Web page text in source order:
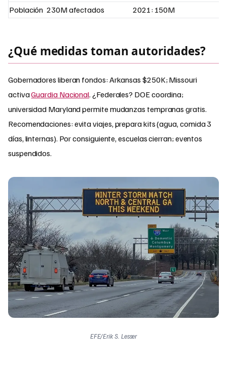
Población 230M afectados 2021: 150M
¿Qué medidas toman autoridades?
Gobernadores liberan fondos: Arkansas $250K; Missouri
activaGuardia Nacional. ¿Federales? DOE coordina;
universidad Maryland permite mudanzas tempranas gratis.
Recomendaciones: evita viajes, prepara kits (agua, comida 3
días, linternas). Por consiguiente, escuelas cierran; eventos
suspendidos.
EFE/Erik S. Lesser